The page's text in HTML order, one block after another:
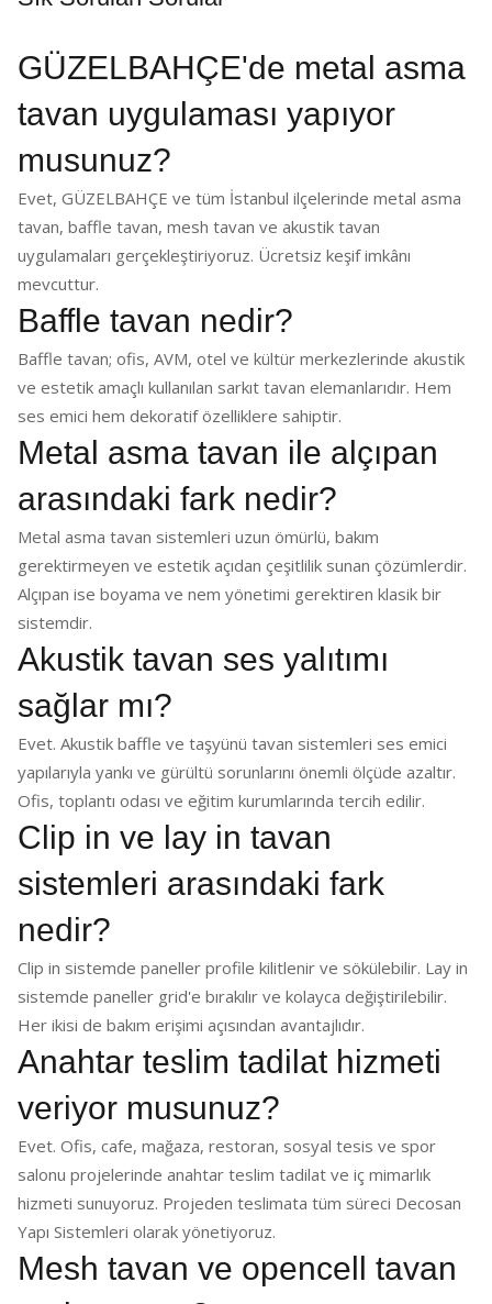
GÜZELBAHÇE'de metal asma
tavan uygulaması yapıyor
musunuz?
Evet, GÜZELBAHÇE ve tüm İstanbul ilçelerinde metal asma
tavan, baffle tavan, mesh tavan ve akustik tavan
uygulamaları gerçekleştiriyoruz. Ücretsiz keşif imkânı
mevcuttur.
Baffle tavan nedir?
Baffle tavan; ofis, AVM, otel ve kültür merkezlerinde akustik
ve estetik amaçlı kullanılan sarkıt tavan elemanlarıdır. Hem
ses emici hem dekoratif özelliklere sahiptir.
Metal asma tavan ile alçıpan
arasındaki fark nedir?
Metal asma tavan sistemleri uzun ömürlü, bakım
gerektirmeyen ve estetik açıdan çeşitlilik sunan çözümlerdir.
Alçıpan ise boyama ve nem yönetimi gerektiren klasik bir
sistemdir.
Akustik tavan ses yalıtımı
sağlar mı?
Evet. Akustik baffle ve taşyünü tavan sistemleri ses emici
yapılarıyla yankı ve gürültü sorunlarını önemli ölçüde azaltır.
Ofis, toplantı odası ve eğitim kurumlarında tercih edilir.
Clip in ve lay in tavan
sistemleri arasındaki fark
nedir?
Clip in sistemde paneller profile kilitlenir ve sökülebilir. Lay in
sistemde paneller grid'e bırakılır ve kolayca değiştirilebilir.
Her ikisi de bakım erişimi açısından avantajlıdır.
Anahtar teslim tadilat hizmeti
veriyor musunuz?
Evet. Ofis, cafe, mağaza, restoran, sosyal tesis ve spor
salonu projelerinde anahtar teslim tadilat ve iç mimarlık
hizmeti sunuyoruz. Projeden teslimata tüm süreci Decosan
Yapı Sistemleri olarak yönetiyoruz.
Mesh tavan ve opencell tavan